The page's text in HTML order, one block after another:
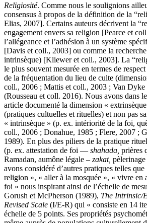
Religiosité. Comme nous le soulignions
consensus à propos de la définition de la
Elias, 2007]. Certains auteurs décrivent la
engagement envers sa religion [Pearce et
l’allégeance et l’adhésion à un système
[Davis et coll., 2003] ou comme la
intrinsèque) [Kliewer et coll., 2003]. La
le plus souvent mesurée en termes de
de la fréquentation du lieu de culte
coll., 2006 ; Mattis et coll., 2003 ; Van Dyke
(Rousseau et coll. 2016). Nous avons dans
article documenté la dimension «
(pratiques cultuelles et rituelles) et non pas
« intrinsèque » (p. ex. intériorité de la foi,
coll., 2006 ; Donahue, 1985 ; Flere, 2007 ;
1989). En plus des piliers de la pratique
(p. ex. attestation de foi — shahada, prières
Ramadan, aumône légale – zakat,
avons considéré d’autres pratiques telles
religion », « aller à la mosquée », « vivre en
foi » nous inspirant ainsi de l’échelle de
Gorush et McPherson (1989), The Intrinsic/
Revised Scale (I/E-R) qui « consiste en 14
échelle de 5 points. Ses propriétés